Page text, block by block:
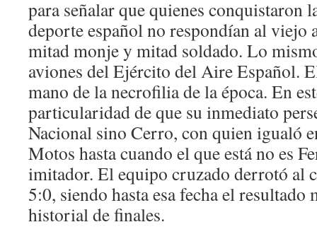
para señalar que quienes conquistaron
deporte español no respondían al viejo
mitad monje y mitad soldado. Lo
aviones del Ejército del Aire Español.
mano de la necrofilia de la época. En
particularidad de que su inmediato
Nacional sino Cerro, con quien igualó
Motos hasta cuando el que está no es
imitador. El equipo cruzado derrotó al
5:0, siendo hasta esa fecha el resultado
historial de finales.